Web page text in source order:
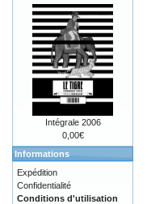
Intégrale 2006
0,00€
Informations
Expédition
Confidentialité
Conditions d'utilisation